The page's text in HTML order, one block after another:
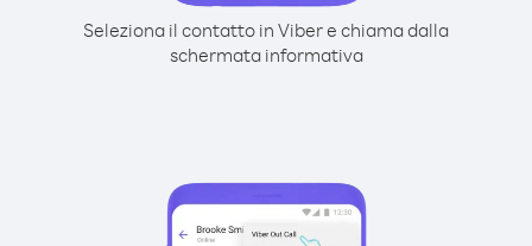
Seleziona il contatto in Viber e chiama dalla
schermata informativa